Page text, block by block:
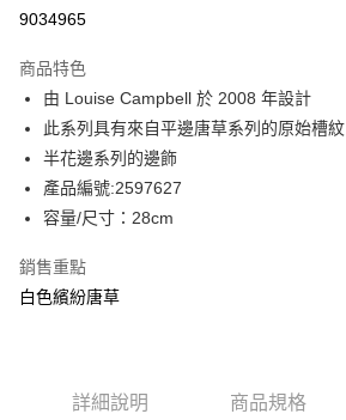
9034965
商品特色
由 Louise Campbell 於 2008 年設計
此系列具有來自平邊唐草系列的原始槽紋
半花邊系列的邊飾
產品編號:2597627
容量/尺寸：28cm
銷售重點
白色繽紛唐草
詳細說明 商品規格